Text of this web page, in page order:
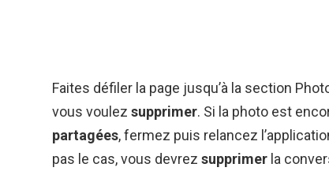
Faites défiler la page jusqu’à la section
vous voulez supprimer. Si la photo est
partagées, fermez puis relancez
pas le cas, vous devrez supprimer la